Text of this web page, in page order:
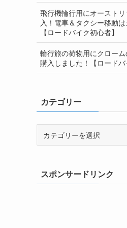
飛行機輪行用にオースト
入！電車＆タクシー移動は
【ロードバイク初心者】
輪行旅の荷物用にクロー
購入しました！【ロードバ
カテゴリー
ースポンサードリンク